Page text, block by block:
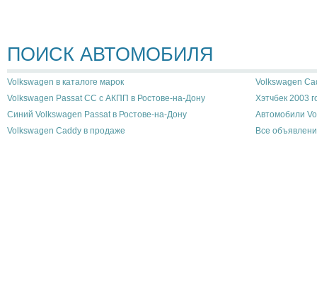
ПОИСК АВТОМОБИЛЯ
Volkswagen в каталоге марок
Volkswagen
Volkswagen Passat CC с АКПП в Ростове-на-Дону
Хэтчбек 2003
Синий Volkswagen Passat в Ростове-на-Дону
Автомобили
Volkswagen Caddy в продаже
Все